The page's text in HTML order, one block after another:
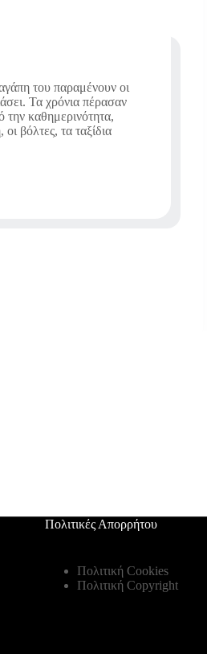
του παραμένουν οι
Τα χρόνια πέρασαν
την καθημερινότητα,
βόλτες, τα ταξίδια
Πολιτικές Απορρήτου
Πολιτική Cookies
Πολιτική Copyright